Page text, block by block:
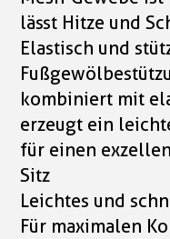
lässt Hitze und
Elastisch und
kombiniert mit
erzeugt ein
für einen
Sitz
Leichtes und
Für maximalen